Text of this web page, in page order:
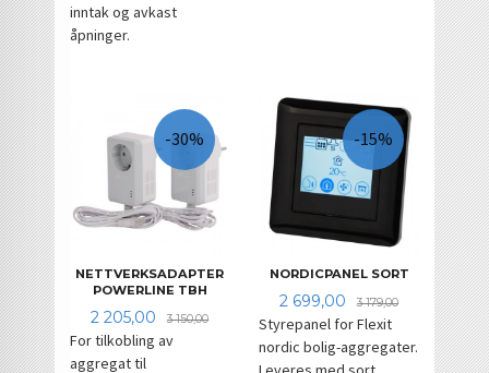
inntak og avkast
åpninger.
NETTVERKSADAPTER
POWERLINE TBH
Tilbud
2 205,00 3 150,00Rabatt
-30%
For tilkobling av
aggregat til
NORDICPANEL SORT
Tilbud
2 699,00 3 179,00Rabatt
-15%
Styrepanel for Flexit
nordic bolig-aggregater.